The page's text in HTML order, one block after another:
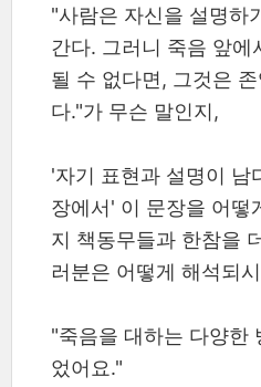
"사람은 자신을 설명하
간다. 그러니 죽음 앞에
될 수 없다면, 그것은
다."가 무슨 말인지,
'자기 표현과 설명이 남
장에서' 이 문장을 어떻
지 책동무들과 한참을
러분은 어떻게 해석되
"죽음을 대하는 다양한
었어요."